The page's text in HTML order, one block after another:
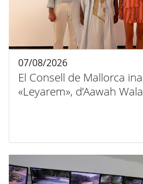
El Consell de Mallorca
«Leyarem», d’Aawah
07/08/2026